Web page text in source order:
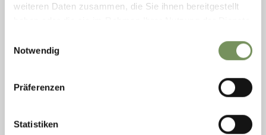
weiteren Daten zusammen, die Sie ihnen bereitgestellt
Notwendig
Präferenzen
Statistiken
Delikatessen Pföstl - Südtiroler Spezialitäten und Köstlichkeiten vom
hausgemachten Speck, einem reichhaltigem Käse-Sortiment, Schnäpsen
T+39 0473 945664
info@gusta.it